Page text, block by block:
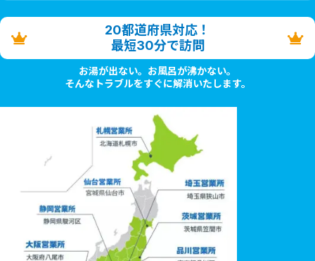
20都道府県対応！
最短30分で訪問
お湯が出ない。お風呂が沸かない。
そんなトラブルをすぐに解消いたします。